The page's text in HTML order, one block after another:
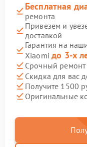
Бесплатная
ремонта
Привезем и
доставкой
Гарантия на
Xiaomiдо 3-х
Срочный ремонт
Скидка для вас
Получите 1500
Оригинальные